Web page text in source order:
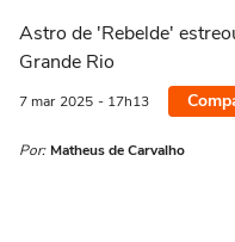
Astro de 'Rebelde'
Grande Rio
7 mar 2025 - 17h13
Por: Matheus de Carvalho